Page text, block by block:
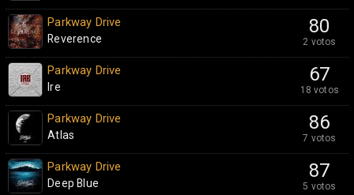
80
2 votos
Parkway Drive
Reverence
67
18 votos
Parkway Drive
Ire
86
7 votos
Parkway Drive
Atlas
87
5 votos
Parkway Drive
Deep Blue